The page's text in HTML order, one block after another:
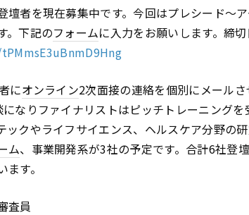
壇者を現在募集中です。今回はプレシード～
。下記のフォームに入力をお願いします。締
にオンライン2次面接の連絡を個別にメールさ
なりファイナリストはピッチトレーニングを
ックやライフサイエンス、ヘルスケア分野の
ム、事業開発系が3社の予定です。合計6社登
す。
査員